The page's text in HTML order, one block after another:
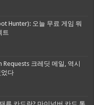
Hunter): 오늘 무료 게임 뭐
트
크레딧 메일, 역시
다